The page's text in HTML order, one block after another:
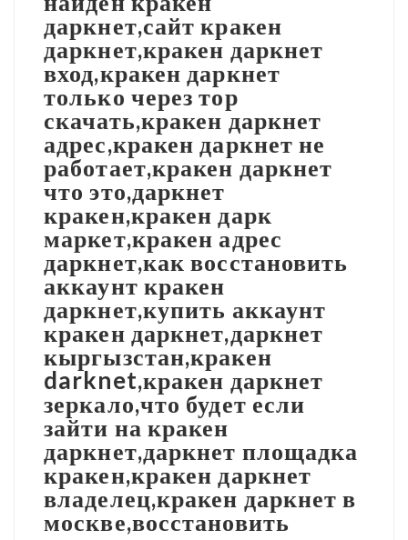
даркнет,сайт кракен
даркнет,кракен даркнет
вход,кракен даркнет
только через тор
скачать,кракен даркнет
адрес,кракен даркнет не
работает,кракен даркнет
что это,даркнет
кракен,кракен дарк
маркет,кракен адрес
даркнет,как восстановить
аккаунт кракен
даркнет,купить аккаунт
кракен даркнет,даркнет
кыргызстан,кракен
darknet,кракен даркнет
зеркало,что будет если
зайти на кракен
даркнет,даркнет площадка
кракен,кракен даркнет
владелец,кракен даркнет в
москве,восстановить